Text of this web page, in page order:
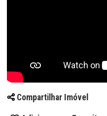
Compartilhar Imóvel